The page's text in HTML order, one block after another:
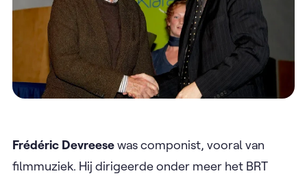
Frédéric Devreesewas componist, vooral van
filmmuziek. Hij dirigeerde onder meer het BRT